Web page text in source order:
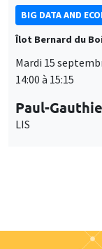
BIG DATA AND
Îlot Bernard du
Mardi 15
14:00 à 15:15
Paul-
LIS